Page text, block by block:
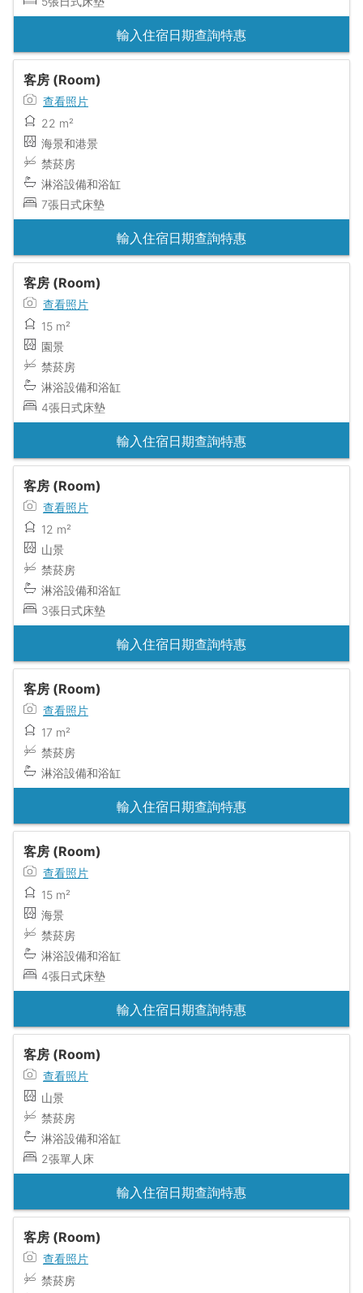
輸入住宿日期查詢特惠
客房 (Room)
查看照片
22 m²
海景和港景
禁菸房
淋浴設備和浴缸
7張日式床墊
輸入住宿日期查詢特惠
客房 (Room)
查看照片
15 m²
園景
禁菸房
淋浴設備和浴缸
4張日式床墊
輸入住宿日期查詢特惠
客房 (Room)
查看照片
12 m²
山景
禁菸房
淋浴設備和浴缸
3張日式床墊
輸入住宿日期查詢特惠
客房 (Room)
查看照片
17 m²
禁菸房
淋浴設備和浴缸
輸入住宿日期查詢特惠
客房 (Room)
查看照片
15 m²
海景
禁菸房
淋浴設備和浴缸
4張日式床墊
輸入住宿日期查詢特惠
客房 (Room)
查看照片
山景
禁菸房
淋浴設備和浴缸
2張單人床
輸入住宿日期查詢特惠
客房 (Room)
查看照片
禁菸房